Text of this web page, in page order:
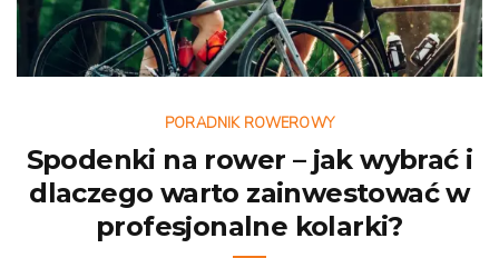
PORADNIK ROWEROWY
Spodenki na rower – jak wybrać i
dlaczego warto zainwestować w
profesjonalne kolarki?